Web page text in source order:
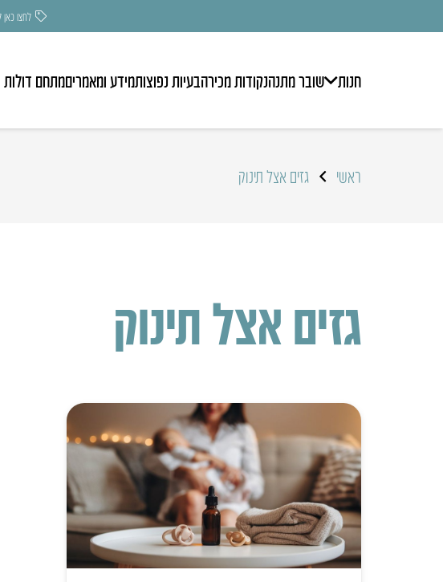
לחצו כאן להנחה
חנות שובר מתנהנקודות מכירהבעיות נפוצותמידע ומאמריםמתחם דולות
ראשי גזים אצל תינוק
גזים אצל תינוק